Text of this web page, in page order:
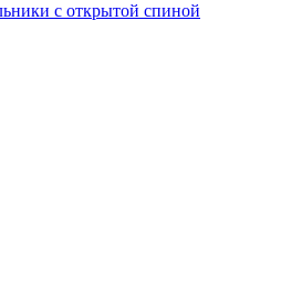
с открытой спиной